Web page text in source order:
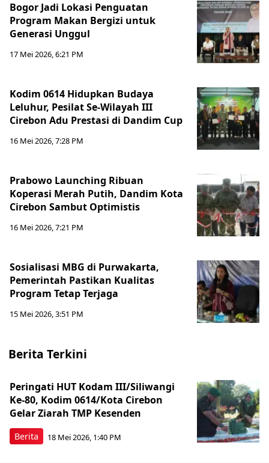
Bogor Jadi Lokasi Penguatan
Program Makan Bergizi untuk
Generasi Unggul
17 Mei 2026, 6:21 PM
Kodim 0614 Hidupkan Budaya
Leluhur, Pesilat Se-Wilayah III
Cirebon Adu Prestasi di Dandim Cup
16 Mei 2026, 7:28 PM
Prabowo Launching Ribuan
Koperasi Merah Putih, Dandim Kota
Cirebon Sambut Optimistis
16 Mei 2026, 7:21 PM
Sosialisasi MBG di Purwakarta,
Pemerintah Pastikan Kualitas
Program Tetap Terjaga
15 Mei 2026, 3:51 PM
Berita Terkini
Berita
Peringati HUT Kodam III/Siliwangi
Ke-80, Kodim 0614/Kota Cirebon
Gelar Ziarah TMP Kesenden
18 Mei 2026, 1:40 PM